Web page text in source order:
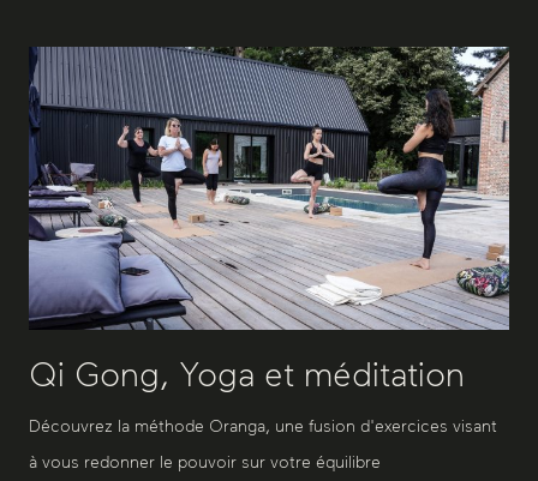
Qi Gong, Yoga et méditation
Découvrez la méthode Oranga, une fusion d'exercices visant
à vous redonner le pouvoir sur votre équilibre